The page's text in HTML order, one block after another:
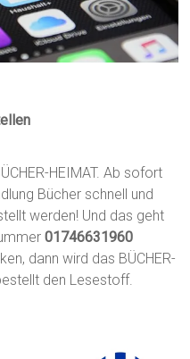
HEIMAT. Ab sofort
Bücher schnell und
werden! Und das geht
01746631960
dann wird das BÜCHER-
den Lesestoff.